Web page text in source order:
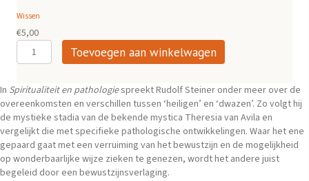
Wissen
€5,00
Spiritualiteit
en
aantal
Toevoegen aan winkelwagen
In Spiritualiteit en pathologiespreekt Rudolf Steiner onder meer over de
overeenkomsten en verschillen tussen ‘heiligen’ en ‘dwazen’. Zo volgt hij
de mystieke stadia van de bekende mystica Theresia van Avila en
vergelijkt die met specifieke pathologische ontwikkelingen. Waar het ene
gepaard gaat met een verruiming van het bewustzijn en de mogelijkheid
op wonderbaarlijke wijze zieken te genezen, wordt het andere juist
begeleid door een bewustzijnsverlaging.